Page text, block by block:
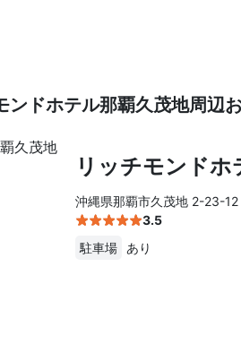
ンドホテル那覇久茂地周辺
リッチモンドホ
沖縄県那覇市久茂地 2-23-12
3.5
駐車場
あり